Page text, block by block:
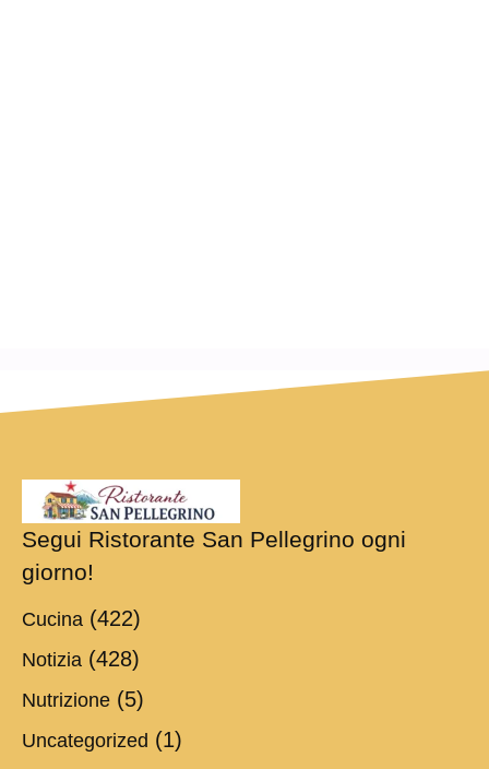
Segui Ristorante San Pellegrino ogni
giorno!
Cucina (422)
Notizia (428)
Nutrizione (5)
Uncategorized (1)